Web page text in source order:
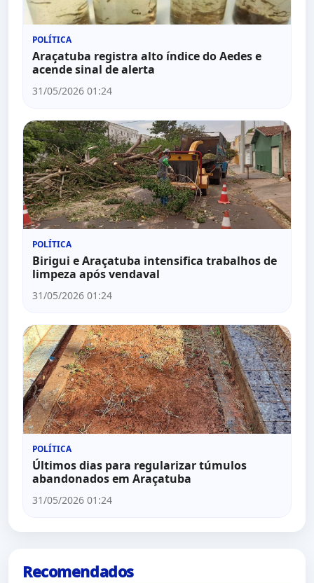
POLÍTICA
Araçatuba registra alto índice do Aedes e
acende sinal de alerta
31/05/2026 01:24
POLÍTICA
Birigui e Araçatuba intensifica trabalhos de
limpeza após vendaval
31/05/2026 01:24
POLÍTICA
Últimos dias para regularizar túmulos
abandonados em Araçatuba
31/05/2026 01:24
Recomendados